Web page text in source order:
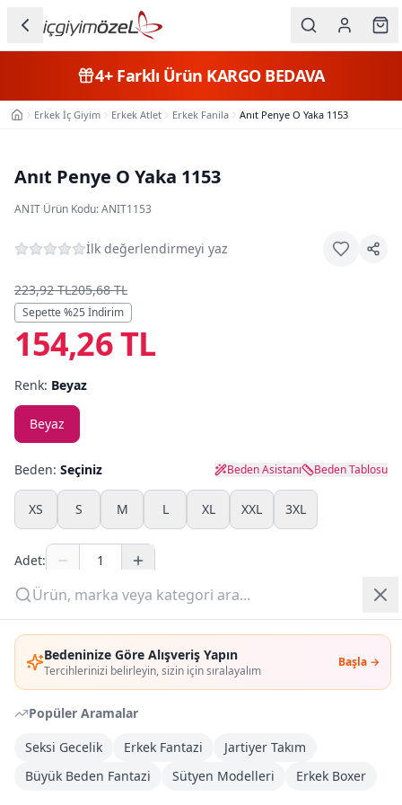
Bedeninize Göre Alışveriş Yapın
Tercihlerinizi belirleyin, sizin için sıralayalım
Başla →
Popüler Aramalar
Seksi Gecelik
Erkek Fantazi
Jartiyer Takım
Büyük Beden Fantazi
Sütyen Modelleri Erkek Boxer
Kategorileri
Erkek
Çocuk
Fantazi
Büyük
Beden
Markalar
Plaj & Mayo
Yazlık Pijama
Kampanyalar
Yeni Gelenler
OUTLET
Giriş Yap
Üye Ol
4+Farklı Ürün KARGO BEDAVA
Ana SayfaErkek İç Giyim Erkek Atlet Erkek Fanila Anıt Penye O Yaka 1153
Anıt Penye O Yaka 1153
ANIT·Ürün Kodu:ANIT1153
İlk değerlendirmeyi yaz
223,92 TL205,68 TL
Sepette %25 İndirim
154,26 TL
Renk: Beyaz
Beyaz
Beden: Seçiniz Beden Asistanı Beden Tablosu
XS S M L XL XXL 3XL
Adet:
Sepete Ekle
Şimdi Al
DHL Kargoya Teslim
Yarın kargoda
Kargo Bedava